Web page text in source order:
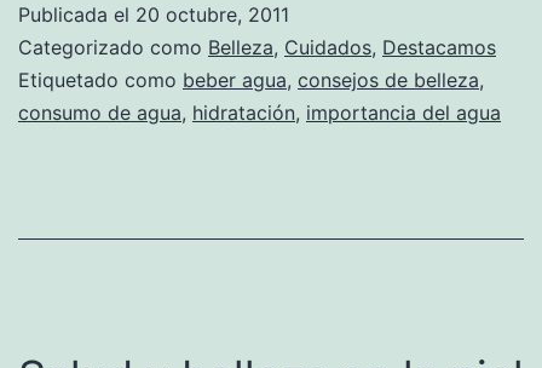
Publicada el 20 octubre, 2011
Categorizado como Belleza, Cuidados, Destacamos
Etiquetado como beber agua, consejos de belleza,
consumo de agua, hidratación, importancia del agua